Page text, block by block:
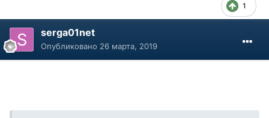
1
serga01net
Опубликовано 26 марта, 2019